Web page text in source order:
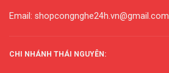
Email: shopcongnghe24h.vn@gmail.com
CHI NHÁNH THÁI NGUYÊN: